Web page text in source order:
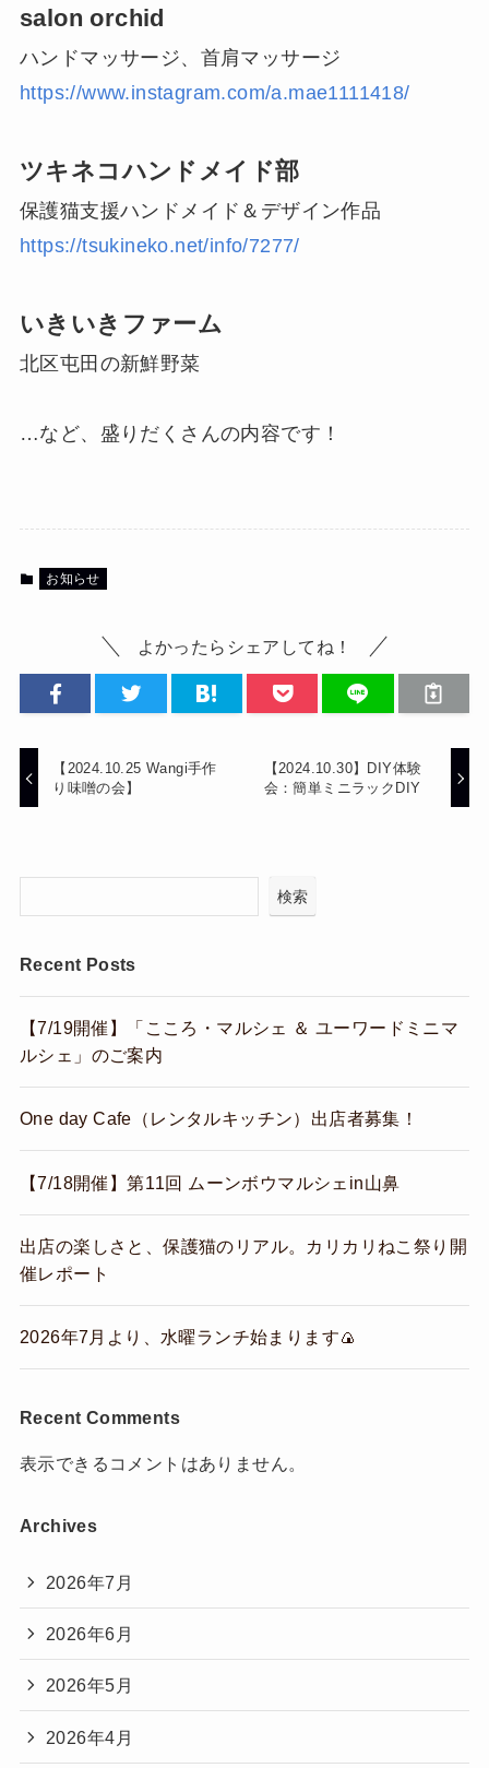
salon orchid
ハンドマッサージ、首肩マッサージ
https://www.instagram.com/a.mae1111418/
ツキネコハンドメイド部
保護猫支援ハンドメイド＆デザイン作品
https://tsukineko.net/info/7277/
いきいきファーム
北区屯田の新鮮野菜
…など、盛りだくさんの内容です！
お知らせ
よかったらシェアしてね！
【2024.10.25 Wangi手作
り味噌の会】
【2024.10.30】DIY体験
会：簡単ミニラックDIY
検索
Recent Posts
【7/19開催】「こころ・マルシェ ＆ ユーワードミニマ
ルシェ」のご案内
One day Cafe（レンタルキッチン）出店者募集！
【7/18開催】第11回 ムーンボウマルシェin山鼻
出店の楽しさと、保護猫のリアル。カリカリねこ祭り開
催レポート
2026年7月より、水曜ランチ始まります🍙
Recent Comments
表示できるコメントはありません。
Archives
2026年7月
2026年6月
2026年5月
2026年4月